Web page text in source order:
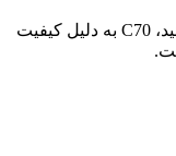
اگر قصد دارید چند سال با یک گیتار تمرین کنید، C70 به دلیل کیفیت